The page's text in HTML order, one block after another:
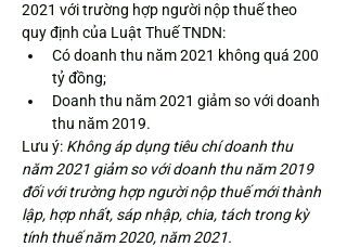
2021 với trường hợp người nộp thuế theo
quy định của Luật Thuế TNDN:
Có doanh thu năm 2021 không quá 200
tỷ đồng;
Doanh thu năm 2021 giảm so với doanh
thu năm 2019.
Lưu ý: Không áp dụng tiêu chí doanh thu
năm 2021 giảm so với doanh thu năm 2019
đối với trường hợp người nộp thuế mới thành
lập, hợp nhất, sáp nhập, chia, tách trong kỳ
tính thuế năm 2020, năm 2021.